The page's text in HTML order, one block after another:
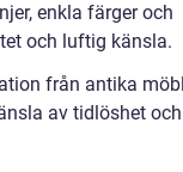
enkla färger och
och luftig känsla.
från antika
av tidlöshet och